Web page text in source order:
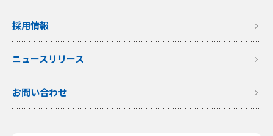
採用情報
ニュースリリース
お問い合わせ